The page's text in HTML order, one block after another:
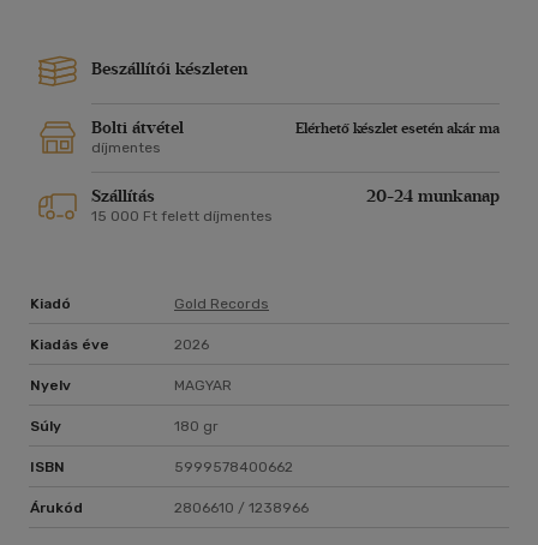
6. GYERE, GYERE JULI
Beszállítói készleten
Bolti átvétel
Elérhető készlet esetén akár ma
díjmentes
Szállítás 20-24 munkanap
15 000 Ft felett díjmentes
Kiadó Gold Records
Kiadás éve 2026
Nyelv MAGYAR
Súly 180 gr
ISBN 5999578400662
Árukód 2806610 / 1238966